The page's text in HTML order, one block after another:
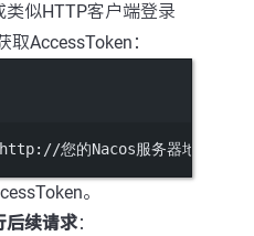
类似HTTP客户端登录
AccessToken：
您的Nacos服务器地址/
。
后续请求：